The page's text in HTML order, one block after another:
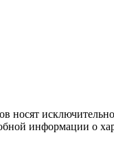
информации о